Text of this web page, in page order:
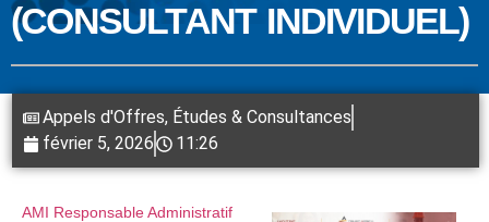
(CONSULTANT INDIVIDUEL)
Appels d'Offres, Études & Consultances
février 5, 2026
11:26
AMI Responsable Administratif